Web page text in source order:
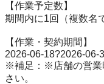
【作業予定数】
期間内に1回（複数名
【作業・契約期間】
2026-06-18?2026-06-
※補足：※店舗の営業
さい。